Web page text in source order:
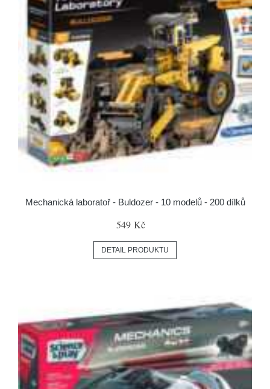
Mechanická laboratoř - Buldozer - 10 modelů - 200 dílků
549 Kč
DETAIL PRODUKTU